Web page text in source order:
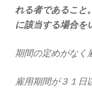
れる者であること
に該当する場合を
期間の定めがなく
雇用期間が３１日